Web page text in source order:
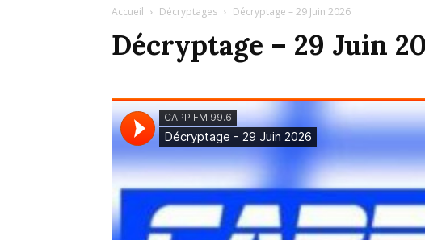
Accueil Décryptages Décryptage – 29 Juin 2026
Décryptage – 29 Juin